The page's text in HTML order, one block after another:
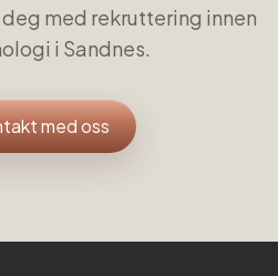
med rekruttering innen
i Sandnes.
med oss